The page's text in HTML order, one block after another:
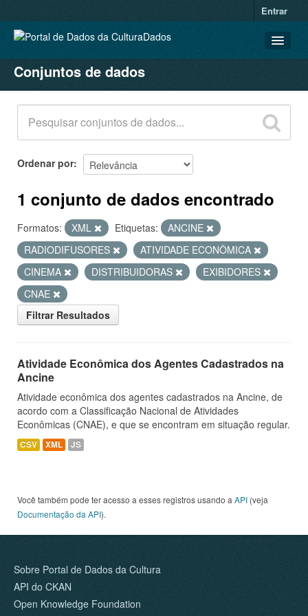
Entrar
CONJUNTOS DE DADOS
ORGANIZAÇÕES
GRUPOS
SOBRE
Conjuntos de dados
Ordenar por
1 conjunto de dados encontrado
Formatos: XML Etiquetas:
ANCINE
RADIODIFUSORES
ATIVIDADE ECONÔMICA
CINEMA
DISTRIBUIDORAS
EXIBIDORES
CNAE
Filtrar Resultados
Atividade Econômica dos Agentes Cadastrados na
Ancine
Atividade econômica dos agentes cadastrados na Ancine, de
acordo com a Classificação Nacional de Atividades
Econômicas (CNAE), e que se encontram em situação regular.
CSV XML JS
Você também pode ter acesso a esses registros usando a API (veja
Documentação da API).
Sobre Portal de Dados da Cultura
API do CKAN
Open Knowledge Foundation